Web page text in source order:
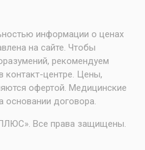
информации о ценах
на сайте. Чтобы
рекомендуем
контакт-центре. Цены,
офертой. Медицинские
основании договора.
Все права защищены.